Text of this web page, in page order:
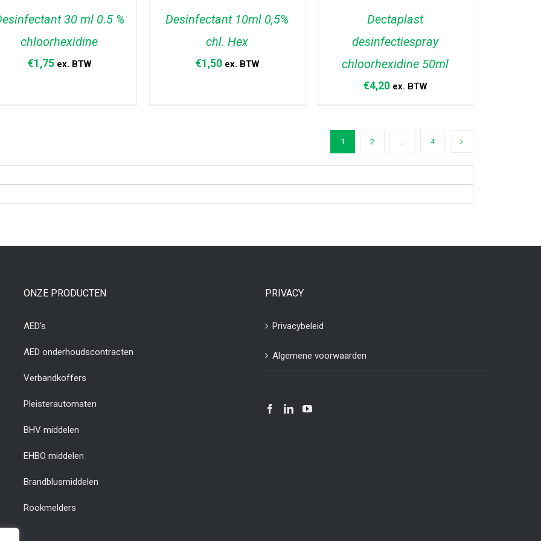
AAN WINKELWAGEN
30 ml 0.5 %
chloorhexidine
€1,75 ex. BTW
TOEVOEGEN AAN WINKELWAGEN
Desinfectant 10ml 0,5%
chl. Hex
€1,50 ex. BTW
TOEVOEGEN AAN WINKELWAGEN
/
DETAILS
Dectaplast
desinfectiespray
chloorhexidine 50ml
€4,20 ex. BTW
1 2 … 4
ONZE PRODUCTEN
AED’s
AED onderhoudscontracten
Verbandkoffers
Pleisterautomaten
BHV middelen
EHBO middelen
Brandblusmiddelen
Rookmelders
PRIVACY
Privacybeleid
Algemene voorwaarden